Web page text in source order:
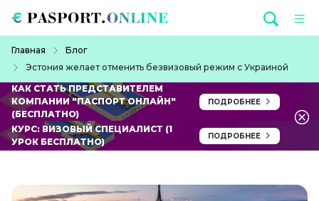
Главная
Блог
Эстония желает отменить безвизовый режим с Украиной
КАК СТАТЬ ПРЕДСТАВИТЕЛЕМ
КОМПАНИИ "ПАСПОРТ ОНЛАЙН"
(БЕСПЛАТНО)
ПОДРОБНЕЕ
КУРС: ВИЗОВЫЙ СПЕЦИАЛИСТ (1
УРОК БЕСПЛАТНО)
ПОДРОБНЕЕ